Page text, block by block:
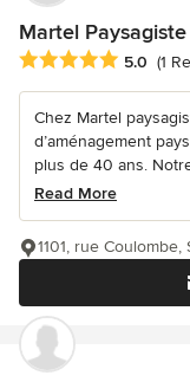
Martel Paysagiste
Average rating: 5 out
5.0 (1
Chez Martel
d’aménagement
plus de 40 ans.
Read More
1101, rue